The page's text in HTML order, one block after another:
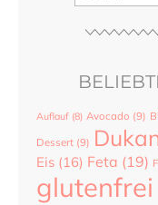
Auflauf (8) Avocado (9)
Dessert (9)
Eis (16) Feta (19)
glutenfrei